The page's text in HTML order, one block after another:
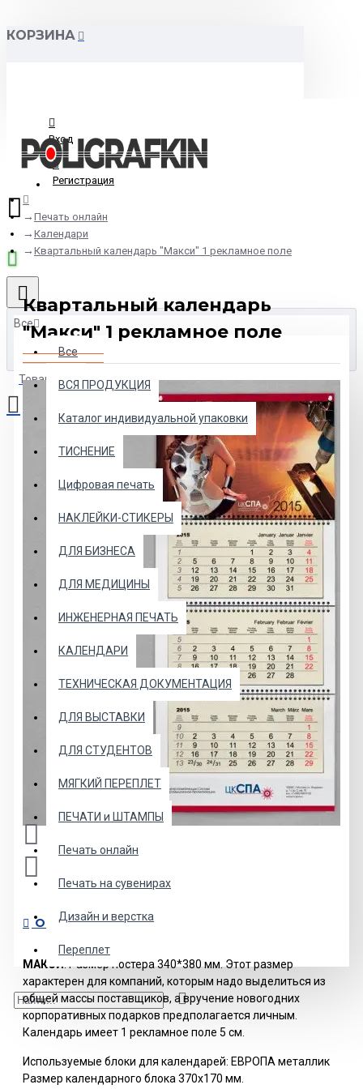
КОРЗИНА
Вход
Регистрация
Все
Все
ВСЯ ПРОДУКЦИЯ
Каталог индивидуальной упаковки
ТИСНЕНИЕ
Цифровая печать
НАКЛЕЙКИ-СТИКЕРЫ
ДЛЯ БИЗНЕСА
ДЛЯ МЕДИЦИНЫ
ИНЖЕНЕРНАЯ ПЕЧАТЬ
КАЛЕНДАРИ
ТЕХНИЧЕСКАЯ ДОКУМЕНТАЦИЯ
ДЛЯ ВЫСТАВКИ
ДЛЯ СТУДЕНТОВ
МЯГКИЙ ПЕРЕПЛЕТ
ПЕЧАТИ и ШТАМПЫ
Печать онлайн
Печать на сувенирах
Дизайн и верстка
Переплет
Товаров: 0 (0.00р.)
Печать онлайн
Календари
Квартальный календарь "Макси" 1 рекламное поле
Квартальный календарь
"Макси" 1 рекламное поле
ОПИСАНИЕ
МАКСИ. Размер постера 340*380 мм. Этот размер
характерен для компаний, которым надо выделиться из
общей массы поставщиков, а вручение новогодних
корпоративных подарков предполагается личным.
Календарь имеет 1 рекламное поле 5 см.
Используемые блоки для календарей: ЕВРОПА металлик
Размер календарного блока 370х170 мм.